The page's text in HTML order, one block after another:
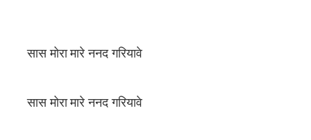
सास मोरा मारे ननद गरियावे
सास मोरा मारे ननद गरियावे